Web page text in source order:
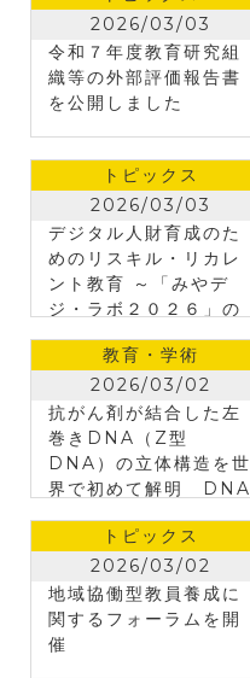
2026/03/03
令和７年度教育研究組
織等の外部評価報告書
を公開しました
トピックス
2026/03/03
デジタル人財育成のた
めのリスキル・リカレ
ント教育 ～「みやデ
ジ・ラボ２０２６」の
教育・学術
2026/03/02
抗がん剤が結合した左
巻きDNA（Z型
DNA）の立体構造を世
界で初めて解明 DNA
たな抗がん治療へ
トピックス
2026/03/02
地域協働型教員養成に
関するフォーラムを開
催